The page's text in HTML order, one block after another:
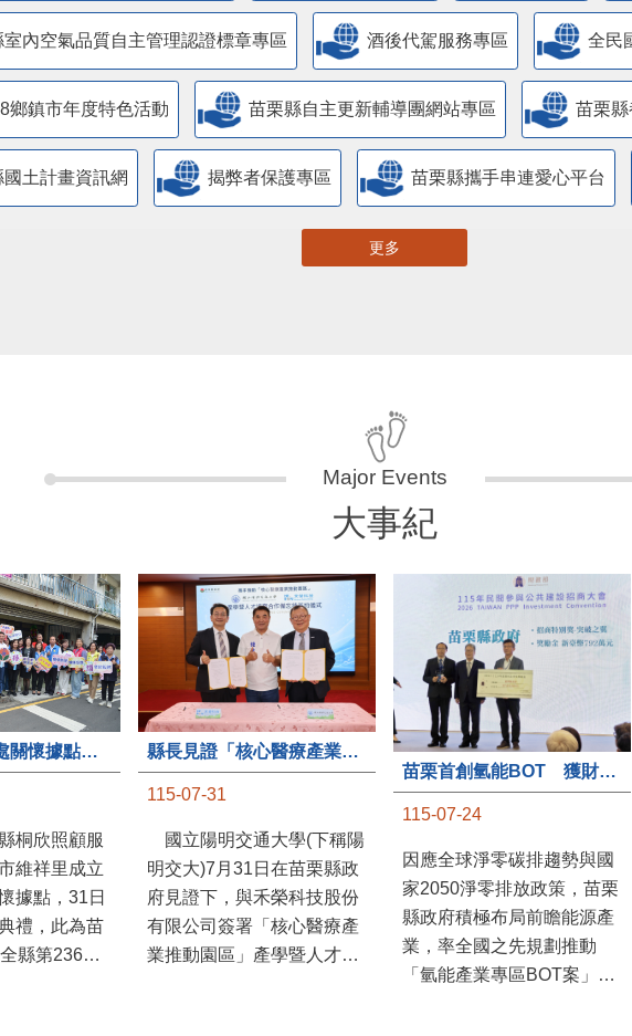
室內空氣品質自主管理認證標章專區 酒後代駕服務專區 全民
鄉鎮市年度特色活動 苗栗縣自主更新輔導團網站專區 苗栗
土計畫資訊網 揭弊者保護專區 苗栗縣攜手串連愛心平台
更多
大事紀
苗栗縣第236處關懷據點在苗栗市維祥里揭牌
桐欣照顧服
維祥里成立
據點，31日
禮，此為苗
縣第236處
縣長見證「核心醫療產業推動園區」產學合作簽約儀式
115-07-31
國立陽明交通大學(下稱陽
明交大)7月31日在苗栗縣政
府見證下，與禾榮科技股份
有限公司簽署「核心醫療產
業推動園區」產學暨人才培
苗栗首創氫能BOT 獲財政部「突破之翼」肯定
115-07-24
因應全球淨零碳排趨勢與國
家2050淨零排放政策，苗栗
縣政府積極布局前瞻能源產
業，率全國之先規劃推動
「氫能產業專區BOT案」，